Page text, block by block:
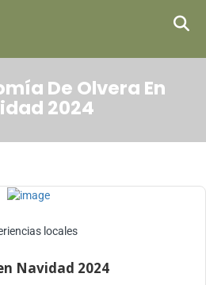
De Olvera En
2024
locales
Navidad 2024